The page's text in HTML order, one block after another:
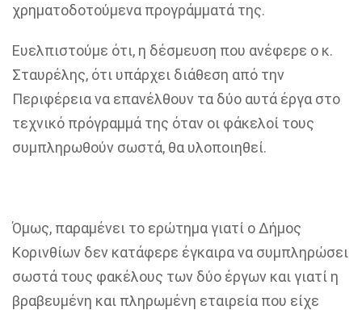
χρηματοδοτούμενα προγράμματά της.
Ευελπιστούμε ότι, η δέσμευση που ανέφερε ο κ.
Σταυρέλης, ότι υπάρχει διάθεση από την
Περιφέρεια να επανέλθουν τα δύο αυτά έργα στο
τεχνικό πρόγραμμά της όταν οι φάκελοί τους
συμπληρωθούν σωστά, θα υλοποιηθεί.
Όμως, παραμένει το ερώτημα γιατί ο Δήμος
Κορινθίων δεν κατάφερε έγκαιρα να συμπληρώσει
σωστά τους φακέλους των δύο έργων καιγιατί η
βραβευμένη και πληρωμένη εταιρεία που είχε